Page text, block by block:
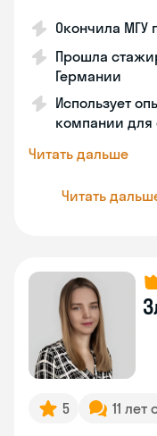
Окончила МГУ
Прошла
Германии
Использует
компании для
Читать дальше
Читать
5 11 лет